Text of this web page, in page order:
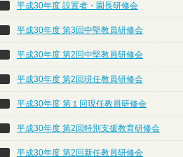
平成30年度 設置者・園長研修会
平成30年度 第3回中堅教員研修会
平成30年度 第2回中堅教員研修会
平成30年度 第2回現任教員研修会
平成30年度 第１回現任教員研修会
平成30年度 第2回特別支援教育研修会
平成30年度 第2回新任教員研修会